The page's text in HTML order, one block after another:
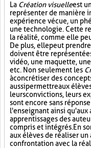
La Création visuelleest
représenter de manière
expérience vécue, un
une technologie. Cette
la réalité, comme elle
De plus, elle peut
doivent être
vidéo, une maquette,
etc. Non seulement les
à concrétiser des
aussi permettre aux
leurs convictions, leurs
sont encore sans
l'enseignant ainsi
apprentissages des
compris et intégrés. En
aux élèves de réaliser
confrontation avec la